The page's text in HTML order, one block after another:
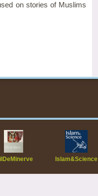
on stories of Muslims
Islam&Science